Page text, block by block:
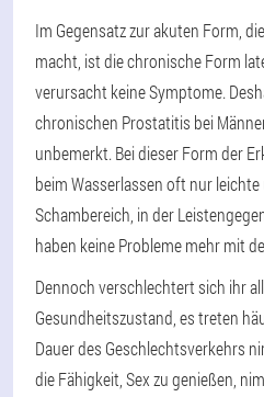
Im Gegensatz zur akuten Form,
macht, ist die chronische Form
verursacht keine Symptome.
chronischen Prostatitis bei
unbemerkt. Bei dieser Form der
beim Wasserlassen oft nur
Schambereich, in der
haben keine Probleme mehr mit
Dennoch verschlechtert sich ihr
Gesundheitszustand, es treten
Dauer des Geschlechtsverkehrs
die Fähigkeit, Sex zu genießen,